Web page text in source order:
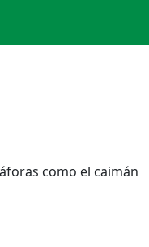
como el caimán